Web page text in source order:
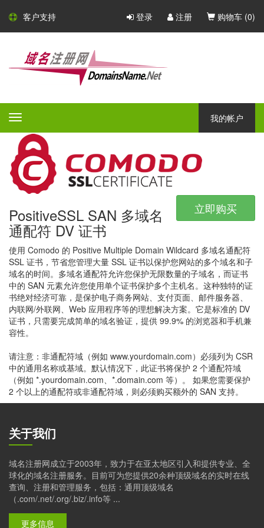
客户支持 登录 注册 购物车 (0)
Toggle
navigation
我的帐户
Comodo SSL 证书
Comodo - 大型的 CA 证书颁发
机构
会为任何公司或组织提供完美的安全解决方案。
立即购买
PositiveSSL SAN 多域名
通配符 DV 证书
使用 Comodo 的 Positive Multiple Domain Wildcard 多域名通配符
SSL 证书，节省您管理大量 SSL 证书以保护您网站的多个域名和子
域名的时间。多域名通配符允许您保护无限数量的子域名，而证书
中的 SAN 元素允许您使用单个证书保护多个主机名。这种独特的证
书绝对经济可靠，是保护电子商务网站、支付页面、邮件服务器、
内联网/外联网、Web 应用程序等的理想解决方案。它是标准的 DV
证书，只需要完成简单的域名验证，提供 99.9% 的浏览器和手机兼
容性。
请注意：非通配符域（例如 www.yourdomain.com）必须列为 CSR
中的通用名称或基域。默认情况下，此证书将保护 2 个通配符域
（例如 *.yourdomain.com、*.domain.com 等）。 如果您需要保护
2 个以上的通配符或非通配符域，则必须购买额外的 SAN 支持。
关于我们
域名注册网成立于2003年，致力于在亚太地区引入和提供专业、全
球化的域名注册服务。目前可为您提供20余种顶级域名的实时在线
查询、注册和管理服务，包括：通用顶级域名
（.com/.net/.org/.biz/.info等 ...
更多信息